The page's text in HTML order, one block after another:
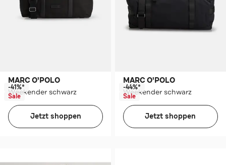
MARC O'POLO
Weekender schwarz
-41%*
Sale
Jetzt shoppen
MARC O'POLO
Weekender schwarz
-44%*
Sale
Jetzt shoppen